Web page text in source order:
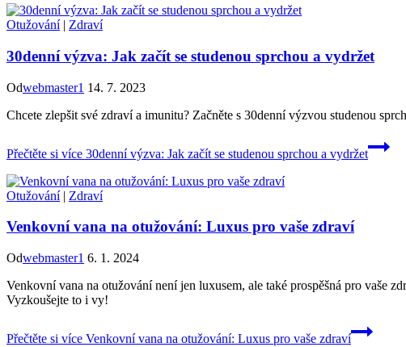
Otužování| Zdraví
30denní výzva: Jak začít se studenou sprchou a vydržet
Odwebmaster1 14. 7. 2023
Chcete zlepšit své zdraví a imunitu? Začněte s 30denní výzvou studenou
Přečtěte si více 30denní výzva: Jak začít se studenou sprchou a vydržet
Otužování| Zdraví
Venkovní vana na otužování: Luxus pro vaše zdraví
Odwebmaster1 6. 1. 2024
Venkovní vana na otužování není jen luxusem, ale také prospěšná pro vaše
Vyzkoušejte to i vy!
Přečtěte si více Venkovní vana na otužování: Luxus pro vaše zdraví